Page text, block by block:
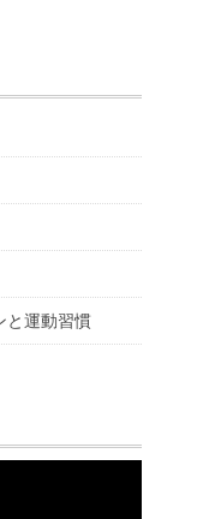
と運動習慣